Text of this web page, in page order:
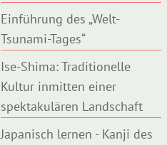
Einführung des „Welt-
Tsunami-Tages“
Ise-Shima: Traditionelle
Kultur inmitten einer
spektakulären Landschaft
Japanisch lernen - Kanji des